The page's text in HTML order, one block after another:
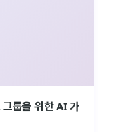
그룹을 위한 AI 가